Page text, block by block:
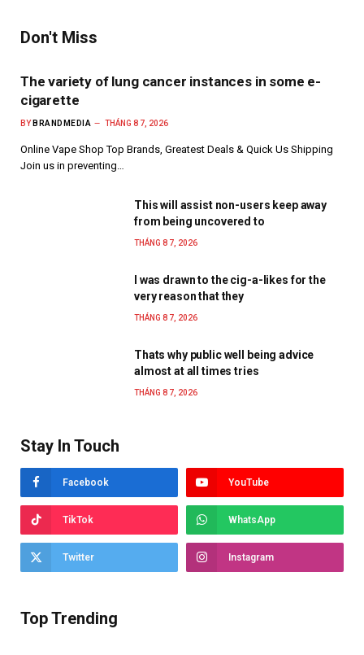
Don't Miss
The variety of lung cancer instances in some e-
cigarette
BY BRANDMEDIA THÁNG 8 7, 2026
Online Vape Shop Top Brands, Greatest Deals & Quick Us Shipping
Join us in preventing…
This will assist non-users keep away
from being uncovered to
THÁNG 8 7, 2026
I was drawn to the cig-a-likes for the
very reason that they
THÁNG 8 7, 2026
Thats why public well being advice
almost at all times tries
THÁNG 8 7, 2026
Stay In Touch
Facebook YouTube
TikTok WhatsApp
Twitter Instagram
Top Trending